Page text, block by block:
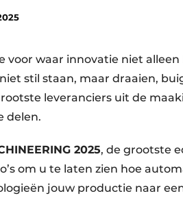
voor waar innovatie niet
stil staan, maar draaien,
leveranciers uit de
delen.
2025, de grootste
om u te laten zien hoe
jouw productie naar